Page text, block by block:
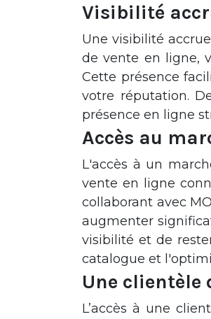
Visibilité
Une visibilité
de vente en ligne,
Cette présence
votre réputation.
présence en ligne
Accès au
L'accès à un
vente en ligne
collaborant avec
augmenter
visibilité et de
catalogue et
Une clientèle
L’accès à une